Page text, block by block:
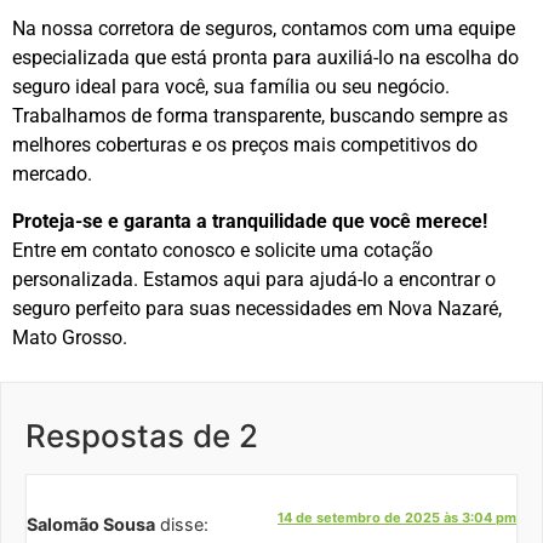
Na nossa corretora de seguros, contamos com uma equipe
especializada que está pronta para auxiliá-lo na escolha do
seguro ideal para você, sua família ou seu negócio.
Trabalhamos de forma transparente, buscando sempre as
melhores coberturas e os preços mais competitivos do
mercado.
Proteja-se e garanta a tranquilidade que você merece!
Entre em contato conosco e solicite uma cotação
personalizada. Estamos aqui para ajudá-lo a encontrar o
seguro perfeito para suas necessidades em Nova Nazaré,
Mato Grosso.
Respostas de 2
Salomão Sousa disse: 14 de setembro de 2025 às 3:04 pm